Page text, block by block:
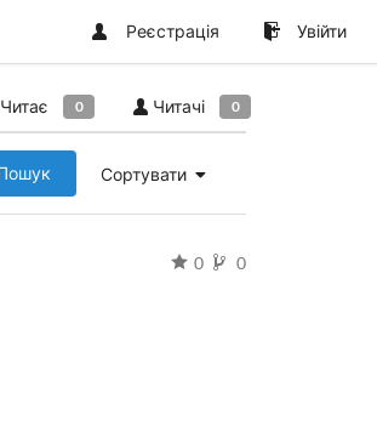
Реєстрація Увійти
Читає 0 Читачі 0
Сортувати
0 0